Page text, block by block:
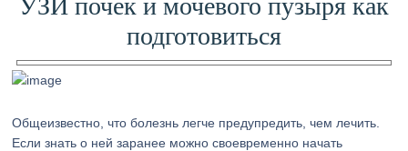
УЗИ почек и мочевого пузыря как
подготовиться
Общеизвестно, что болезнь легче предупредить, чем лечить.
Если знать о ней заранее можно своевременно начать